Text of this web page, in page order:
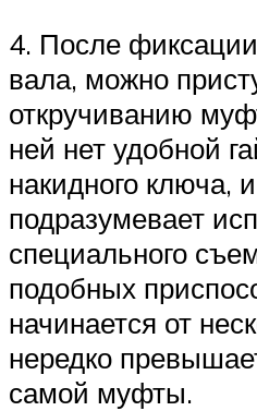
4. После
вала, можно
откручиванию
ней нет удобной
накидного ключа,
подразумевает
специального
подобных
начинается от
нередко
самой муфты.